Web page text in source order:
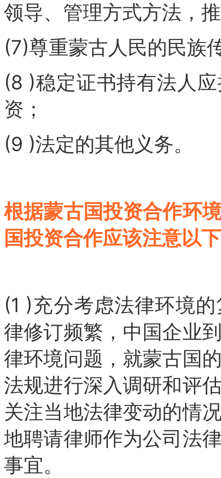
领导、管理方式方法，
(7)尊重蒙古人民的民族
(8 )稳定证书持有法人
资；
(9 )法定的其他义务。
根据蒙古国投资合作环
国投资合作应该注意以
(1 )充分考虑法律环境
律修订频繁，中国企业
律环境问题，就蒙古国
法规进行深入调研和评
关注当地法律变动的情
地聘请律师作为公司法
事宜。